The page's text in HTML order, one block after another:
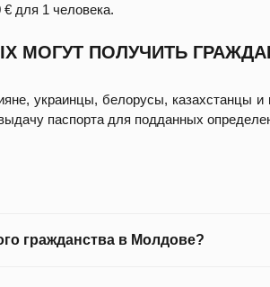
€ для 1 человека.
МОГУТ ПОЛУЧИТЬ
украинцы, белорусы, казахстанцы
паспорта для подданных
гражданства в Молдове?